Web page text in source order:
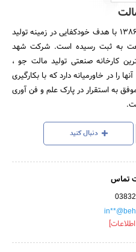
شرکت شهد زاگرس جهان بین در سال 1386 با هدف خودکفایی در زمینه تولید
به ثبت رسیده است. شرکت شهد
کارخانه صنعتی تولید مالت جو ،
را در خاورمیانه دارد که با بکارگیری
به استقرار در پارک علم و فن آوری
دنبال کنید
تماس